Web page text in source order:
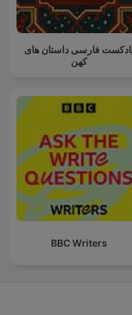
فارسی داستان های
کهن
BBC Writers